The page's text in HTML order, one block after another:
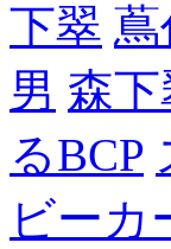
下翠
男 森下
るBCP
ビーカ